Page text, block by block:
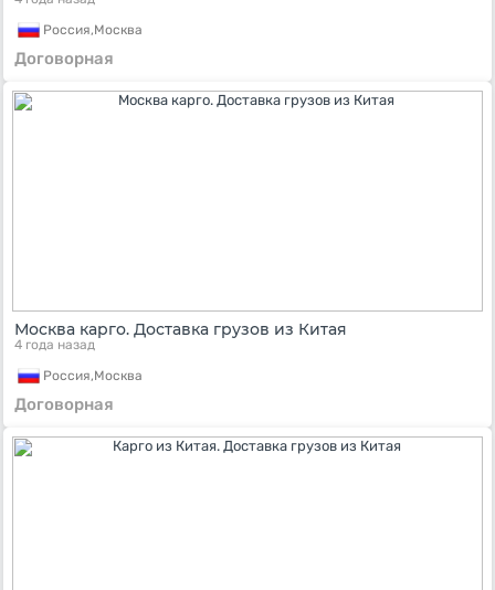
Россия,Москва
Договорная
Москва карго. Доставка грузов из Китая
4 года назад
Россия,Москва
Договорная